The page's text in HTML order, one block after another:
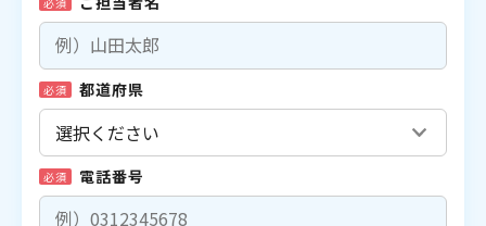
必須 都道府県
必須 電話番号